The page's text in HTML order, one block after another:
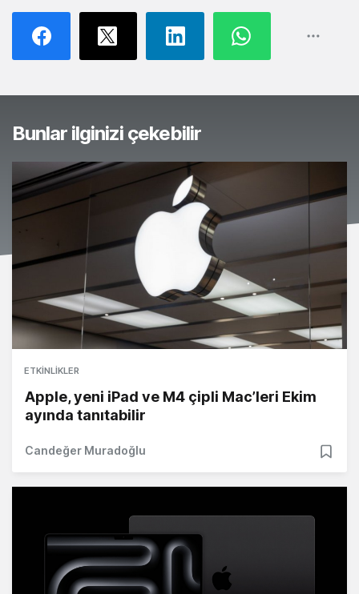
Bunlar ilginizi çekebilir
ETKINLIKLER
Apple, yeni iPad ve M4 çipli Mac’leri Ekim
ayında tanıtabilir
Candeğer Muradoğlu